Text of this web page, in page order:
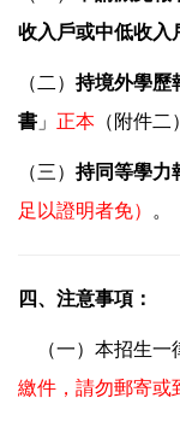
收入戶或中低收入
（二） 持境外學歷
書 」 正本 （附件
（三） 持同等學力
足以證明者免）
。
四、注意事項：
（一）本招生一
繳件，請勿郵寄或